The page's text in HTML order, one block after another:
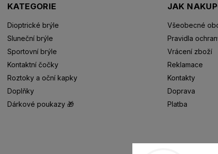
KATEGORIE
Dioptrické brýle
Sluneční brýle
Sportovní brýle
Kontaktní čočky
Roztoky a oční kapky
Doplňky
Dárkové poukazy 🎁
JAK
Všeobecné
Pravidla
Vrácení zboží
Reklamace
Kontakty
Doprava
Platba